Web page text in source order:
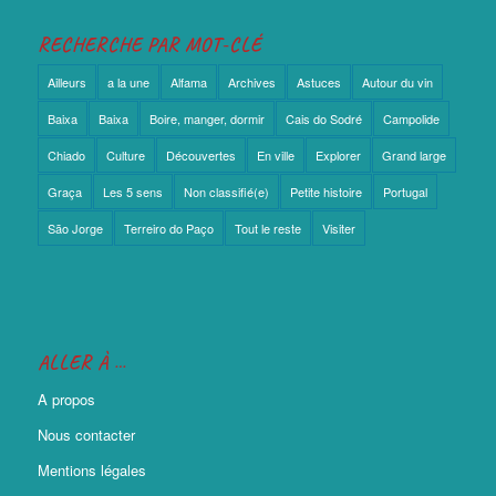
RECHERCHE PAR MOT-CLÉ
Ailleurs a la une Alfama Archives Astuces Autour du vin
Baixa Baixa Boire, manger, dormir Cais do Sodré Campolide
Chiado Culture Découvertes En ville Explorer Grand large
Graça Les 5 sens Non classifié(e) Petite histoire Portugal
São Jorge Terreiro do Paço Tout le reste Visiter
ALLER À …
A propos
Nous contacter
Mentions légales